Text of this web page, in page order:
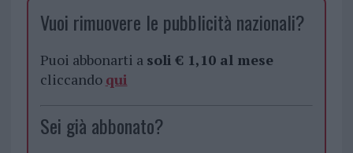
Vuoi rimuovere le pubblicità nazionali?
Puoi abbonarti a soli € 1,10 al mese
cliccando qui
Sei già abbonato?